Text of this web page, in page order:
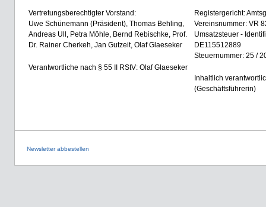
Vertretungsberechtigter Vorstand:
Uwe Schünemann (Präsident), Thomas Behling,
Andreas Ull, Petra Möhle, Bernd Rebischke, Prof.
Dr. Rainer Cherkeh, Jan Gutzeit, Olaf Glaeseker
Verantwortliche nach § 55 II RStV: Olaf Glaeseker
Registergericht:
Vereinsnummer: VR
Umsatzsteuer -
DE115512889
Steuernummer: 25 /
Inhaltlich
(Geschäftsführerin)
Newsletter abbestellen